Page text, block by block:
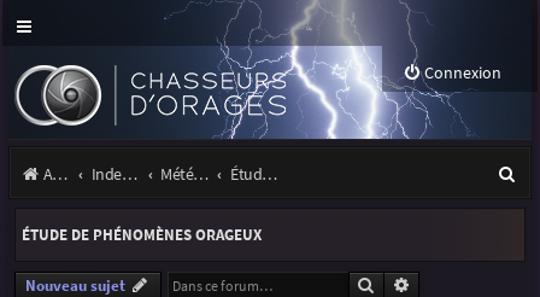
Connexion
Accueil Index du forum Météo et climatologie des orages Étude de phénomènes orageux
e
ÉTUDE DE PHÉNOMÈNES ORAGEUX
Nouveau sujet Rechercher